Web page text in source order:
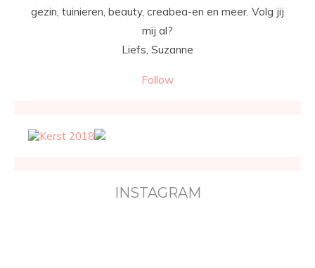
gezin, tuinieren, beauty, creabea-en en meer. Volg jij
mij al?
Liefs, Suzanne
Follow
INSTAGRAM